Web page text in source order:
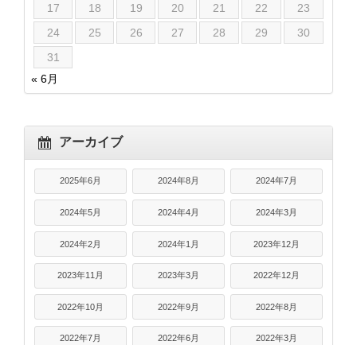
17
18 19 20 21 22
23
24
25 26 27 28 29
30
31
« 6月
アーカイブ
2025年6月 2024年8月 2024年7月
2024年5月 2024年4月 2024年3月
2024年2月 2024年1月 2023年12月
2023年11月 2023年3月 2022年12月
2022年10月 2022年9月 2022年8月
2022年7月 2022年6月 2022年3月